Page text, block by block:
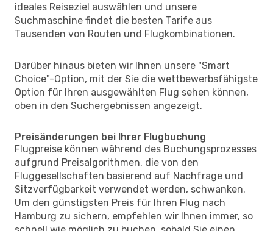
ideales Reiseziel auswählen und unsere
Suchmaschine findet die besten Tarife aus
Tausenden von Routen und Flugkombinationen.
Darüber hinaus bieten wir Ihnen unsere "Smart
Choice"-Option, mit der Sie die wettbewerbsfähigste
Option für Ihren ausgewählten Flug sehen können,
oben in den Suchergebnissen angezeigt.
Preisänderungen bei Ihrer Flugbuchung
Flugpreise können während des Buchungsprozesses
aufgrund Preisalgorithmen, die von den
Fluggesellschaften basierend auf Nachfrage und
Sitzverfügbarkeit verwendet werden, schwanken.
Um den günstigsten Preis für Ihren Flug nach
Hamburg zu sichern, empfehlen wir Ihnen immer, so